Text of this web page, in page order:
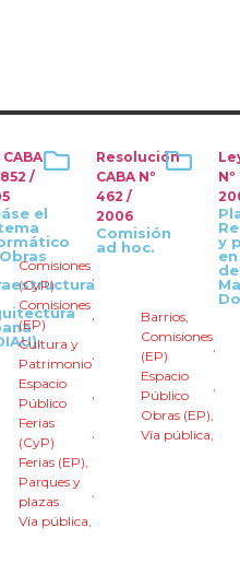
/
el
Resolución
CABA Nº
462 /
2006
Comisión
ad hoc.
Comisiones
(CyP)
,
Comisiones
(EP)
,
Cultura y
Patrimonio
,
Espacio
Público
,
Ferias
(CyP)
,
Ferias (EP),
Parques y
plazas
,
Vía pública,
y
Barrios,
Comisiones
(EP)
,
Espacio
Público
,
Obras (EP),
Vía pública,